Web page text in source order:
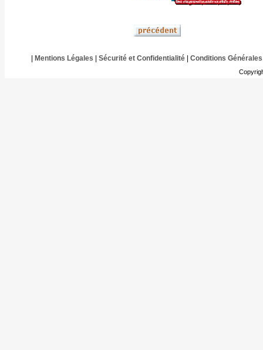
Mentions Légales Sécurité et Confidentialité| Conditions Générales